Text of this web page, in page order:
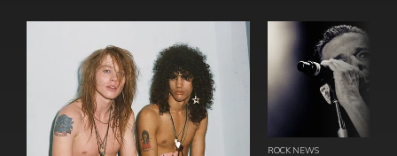
ROCK NEWS